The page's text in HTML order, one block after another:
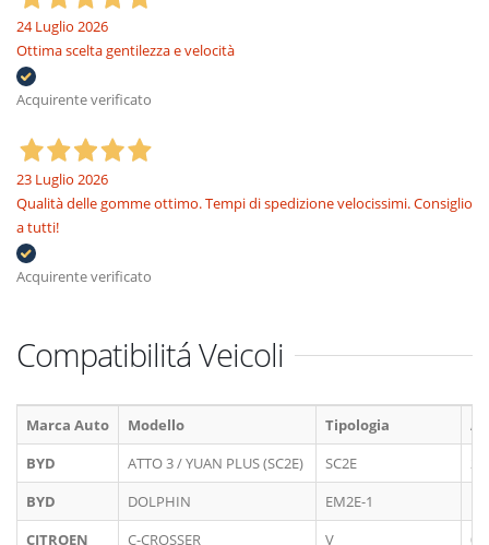
24 Luglio 2026
Ottima scelta gentilezza e velocità
Acquirente verificato
23 Luglio 2026
Qualità delle gomme ottimo. Tempi di spedizione velocissimi. Consiglio
a tutti!
Acquirente verificato
Compatibilitá Veicoli
Marca Auto Modello Tipologia
BYD
ATTO 3 / YUAN PLUS (SC2E) SC2E
BYD
DOLPHIN EM2E-1
CITROEN
C-CROSSER V